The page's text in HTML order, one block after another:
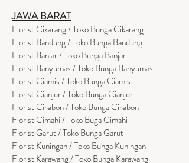
JAWA BARAT
Florist Cikarang/ Toko Bunga Cikarang
Florist Bandung / Toko Bunga Bandung
Florist Banjar / Toko Bunga Banjar
Florist Banyumas / Toko Bunga Banyumas
Florist Ciamis / Toko Bunga Ciamis
Florist Cianjur / Toko Bunga Cianjur
Florist Cirebon / Toko Bunga Cirebon
Florist Cimahi / Toko Buga Cimahi
Florist Garut / Toko Bunga Garut
Florist Kuningan / Toko Bunga Kuningan
Florist Karawang / Toko Bunga Karawang